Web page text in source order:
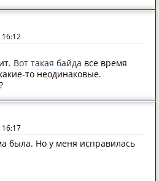
Вот такая байда все время
то неодинаковые.
была. Но у меня исправилась